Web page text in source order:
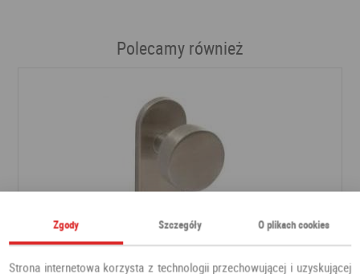
Polecamy również
Zgody Szczegóły O plikach cookies
Strona internetowa korzysta z technologii przechowującej i uzyskującej